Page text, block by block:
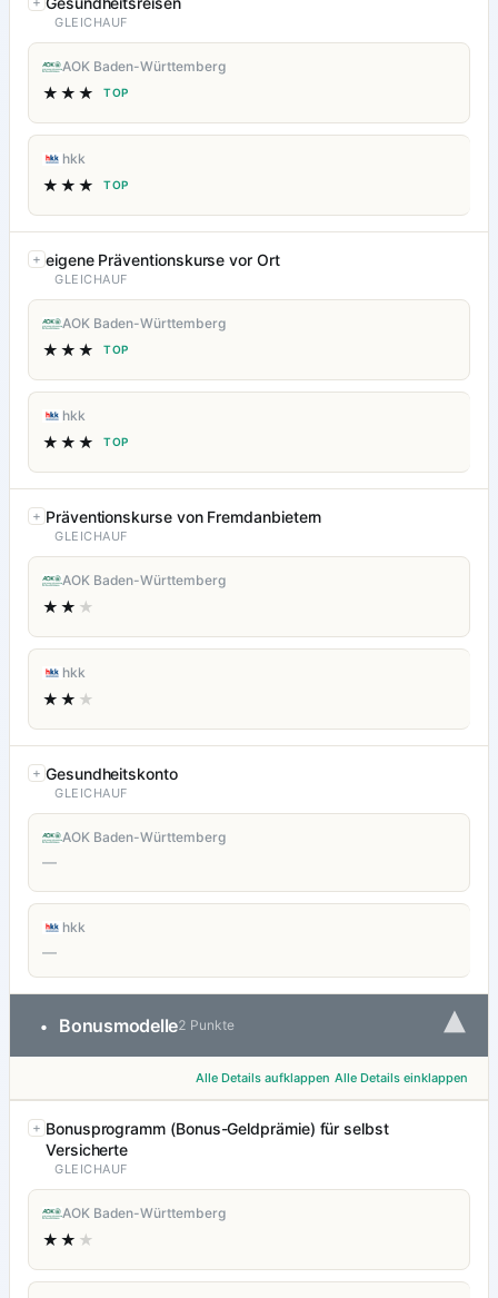
GLEICHAUF
AOK Baden-Württemberg
★★★ TOP
hkk
★★★ TOP
eigene Präventionskurse vor Ort
GLEICHAUF
AOK Baden-Württemberg
★★★ TOP
hkk
★★★ TOP
Präventionskurse von Fremdanbietern
GLEICHAUF
AOK Baden-Württemberg
★★ ★
hkk
★★ ★
Gesundheitskonto
GLEICHAUF
AOK Baden-Württemberg
—
hkk
—
• Bonusmodelle2 Punkte ▾
Alle Details aufklappen Alle Details einklappen
Bonusprogramm (Bonus-Geldprämie) für selbst
Versicherte
GLEICHAUF
AOK Baden-Württemberg
★★ ★